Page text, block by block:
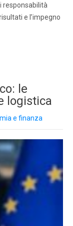
responsabilità
e l’impegno
le
logistica
e finanza